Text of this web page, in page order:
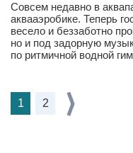
Совсем недавно в
аквааэробике. Теперь
весело и беззаботно
но и под задорную
по ритмичной водной
1 2